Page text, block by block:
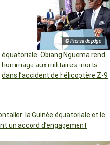
© Prensa de pdge
équatoriale: Obiang Nguema rend
hommage aux militaires morts
dans l’accident de hélicoptère Z-9
la Guinée équatoriale et le
un accord d’engagement